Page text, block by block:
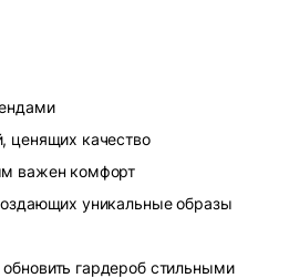
ценящих качество
важен комфорт
уникальные образы
гардероб стильными